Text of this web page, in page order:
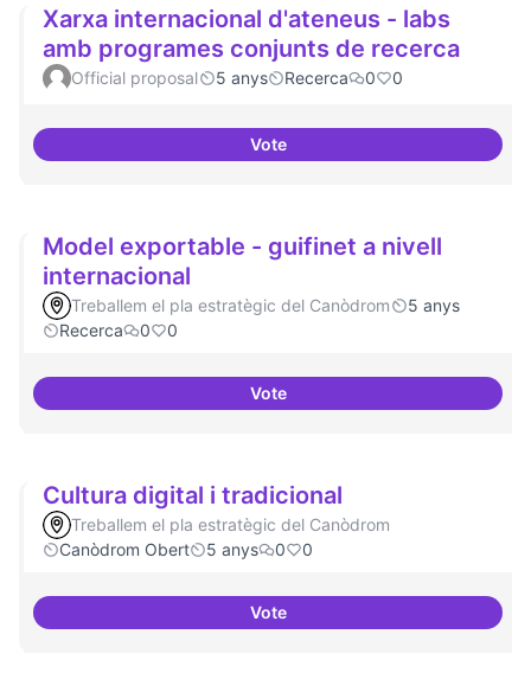
Xarxa internacional d'ateneus - labs
amb programes conjunts de recerca
Official proposal 5 anys Recerca 0 0
VoteXarxa internacional d'ateneus -
Model exportable - guifinet a nivell
internacional
Treballem el pla estratègic del Canòdrom
5 anys
Recerca
0 0
VoteModel exportable - guifinet a
Cultura digital i tradicional
Treballem el pla estratègic del Canòdrom
Canòdrom Obert
5 anys 0 0
VoteCultura digital i tradicional